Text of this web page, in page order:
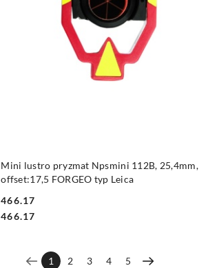
Mini lustro pryzmat Npsmini 112B, 25,4mm,
offset:17,5 FORGEO typ Leica
Cena:
466.17
Cena:
466.17
1 2 3 4 5